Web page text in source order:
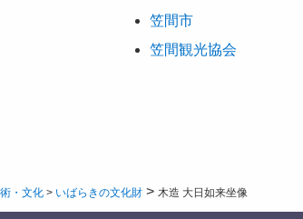
笠間市
笠間観光協会
・文化 > いばらきの文化財 > 木造 大日如来坐像